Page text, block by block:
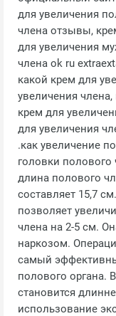
для увеличения
члена отзывы,
для увеличения
члена ok ru
какой крем для
увеличения
крем для
для увеличения
.как увеличение
головки полового
длина полового
составляет 15,7
позволяет
члена на 2-5 см.
наркозом.
самый
полового органа.
становится
использование